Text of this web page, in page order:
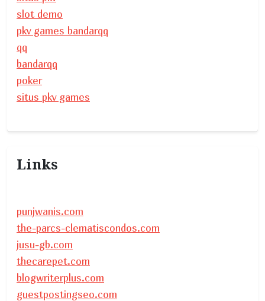
slot demo
pkv games bandarqq
qq
bandarqq
poker
situs pkv games
Links
punjwanis.com
the-parcs-clematiscondos.com
jusu-gb.com
thecarepet.com
blogwriterplus.com
guestpostingseo.com